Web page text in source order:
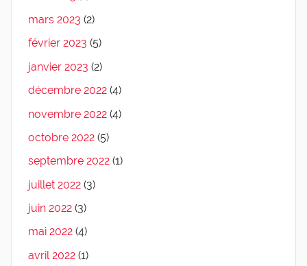
mars 2023 (2)
février 2023 (5)
janvier 2023 (2)
décembre 2022 (4)
novembre 2022 (4)
octobre 2022 (5)
septembre 2022 (1)
juillet 2022 (3)
juin 2022 (3)
mai 2022 (4)
avril 2022 (1)